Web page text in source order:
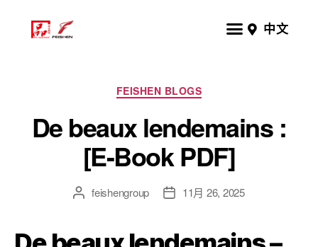
中文
FEISHEN BLOGS
De beaux lendemains :
[E-Book PDF]
feishengroup 11月 26, 2025